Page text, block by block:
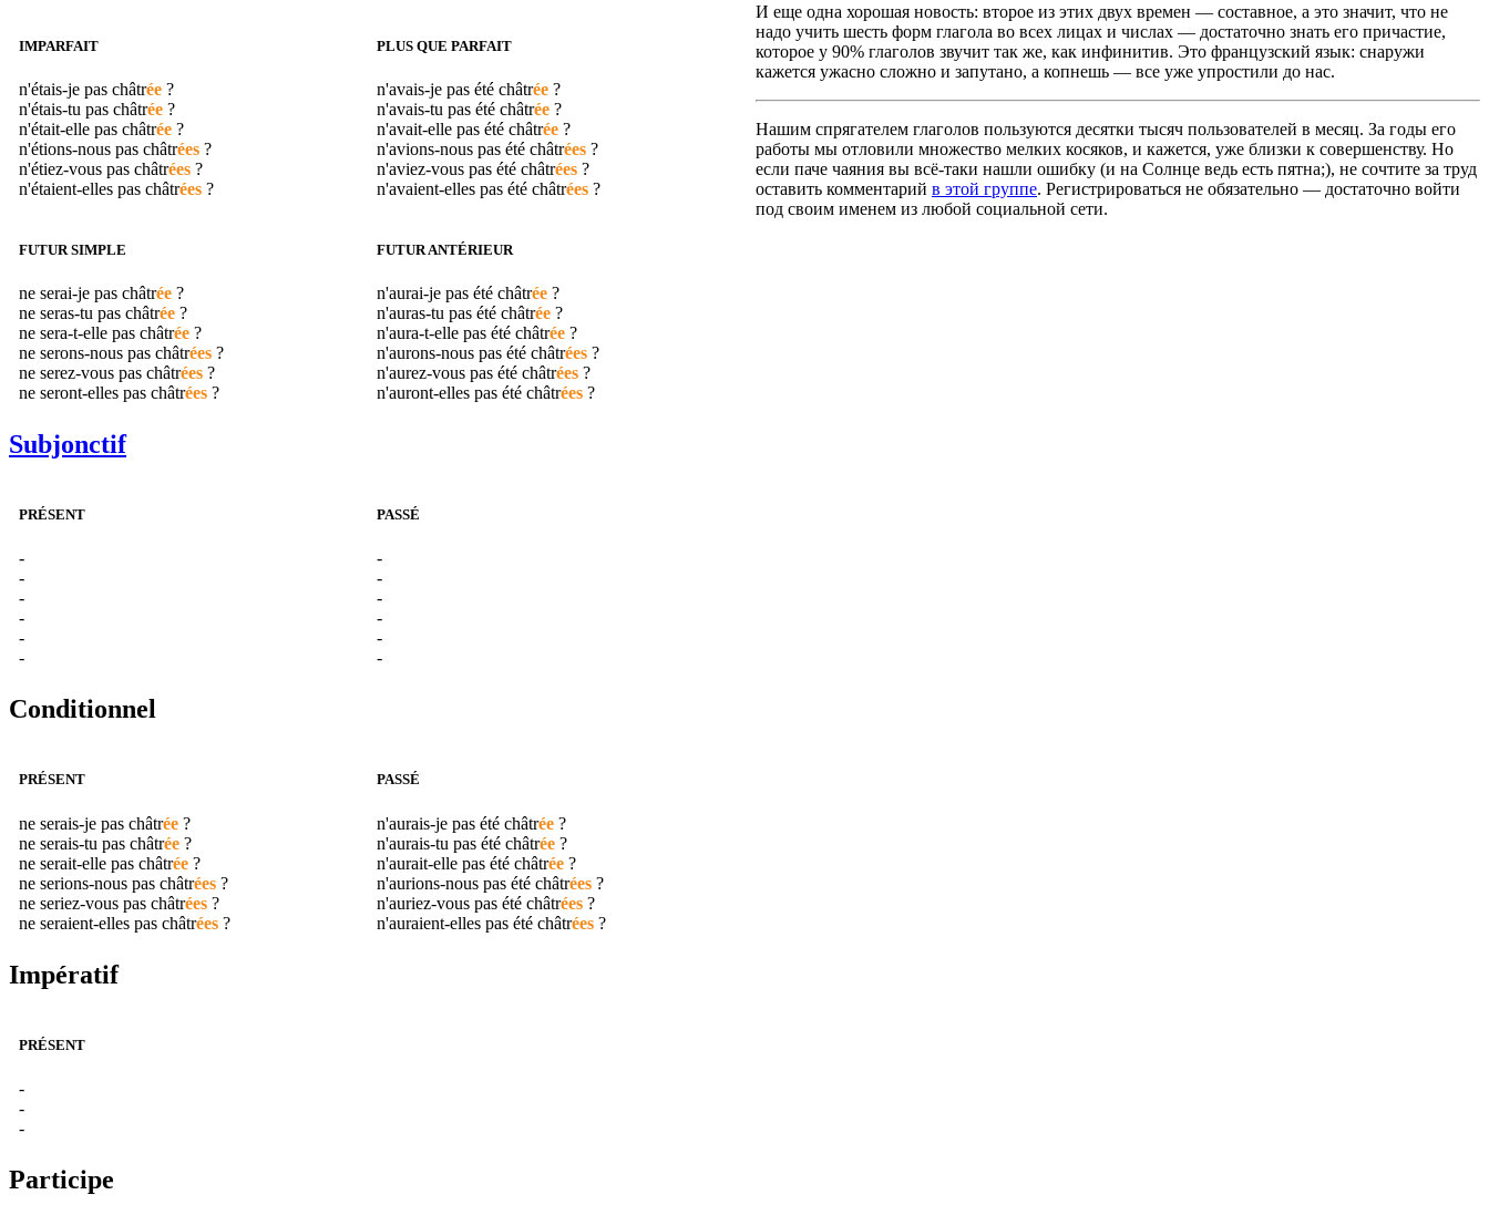
IMPARFAIT
n'étais-je pas châtrée ?
n'étais-tu pas châtrée ?
n'était-elle pas châtrée ?
n'étions-nous pas châtrées ?
n'étiez-vous pas châtrées ?
n'étaient-elles pas châtrées ?
PLUS QUE PARFAIT
n'avais-je pas été châtrée?
n'avais-tu pas été châtrée?
n'avait-elle pas été châtrée?
n'avions-nous pas été châtrées?
n'aviez-vous pas été châtrées?
n'avaient-elles pas été châtrées?
FUTUR SIMPLE
ne serai-je pas châtrée ?
ne seras-tu pas châtrée ?
ne sera-t-elle pas châtrée ?
ne serons-nous pas châtrées ?
ne serez-vous pas châtrées ?
ne seront-elles pas châtrées ?
FUTUR ANTÉRIEUR
n'aurai-je pas été châtrée?
n'auras-tu pas été châtrée?
n'aura-t-elle pas été châtrée?
n'aurons-nous pas été châtrées?
n'aurez-vous pas été châtrées?
n'auront-elles pas été châtrées?
Subjonctif
PRÉSENT
-
-
-
-
-
-
PASSÉ
-
-
-
-
-
-
Conditionnel
PRÉSENT
ne serais-je pas châtrée ?
ne serais-tu pas châtrée ?
ne serait-elle pas châtrée ?
ne serions-nous pas châtrées ?
ne seriez-vous pas châtrées ?
ne seraient-elles pas châtrées ?
PASSÉ
n'aurais-je pas été châtrée?
n'aurais-tu pas été châtrée?
n'aurait-elle pas été châtrée?
n'aurions-nous pas été châtrées?
n'auriez-vous pas été châtrées?
n'auraient-elles pas été châtrées?
Impératif
PRÉSENT
-
-
-
Participe
И еще одна хорошая новость: второе из этих двух времен — составное, а это значит, что не
надо учить шесть форм глагола во всех лицах и числах — достаточно знать его причастие,
которое у 90% глаголов звучит так же, как инфинитив. Это французский язык: снаружи
кажется ужасно сложно и запутано, а копнешь — все уже упростили до нас.
Нашим спрягателем глаголов пользуются десятки тысяч пользователей в месяц. За годы его
работы мы отловили множество мелких косяков, и кажется, уже близки к совершенству. Но
если паче чаяния вы всё-таки нашли ошибку (и на Солнце ведь есть пятна;), не сочтите за труд
оставить комментарий в этой группе. Регистрироваться не обязательно — достаточно войти
под своим именем из любой социальной сети.